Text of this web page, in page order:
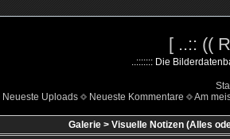
[ ..:: ((
..::::::: Die
Neueste Uploads Neueste Kommentare Am
Galerie> Visuelle Notizen (Alles